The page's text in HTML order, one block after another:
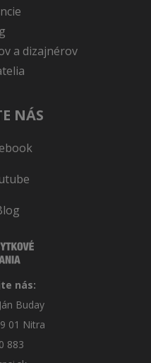
a dizajnérov
NÁS
nás:
Buday
01 Nitra
883